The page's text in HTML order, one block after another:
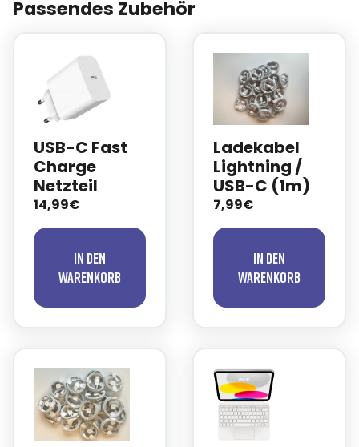
Passendes Zubehör
USB-C Fast
Charge
Netzteil
14,99€
In den
Warenkorb
Ladekabel
Lightning /
USB-C (1m)
7,99€
In den
Warenkorb